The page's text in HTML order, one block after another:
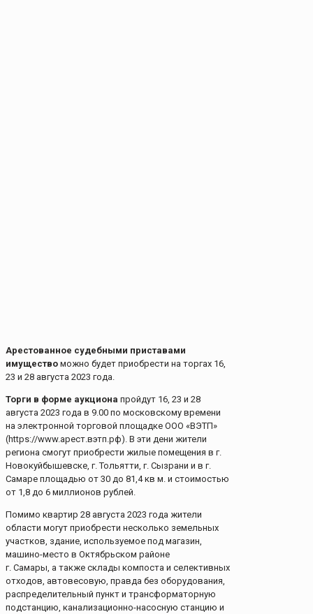
Арестованное судебными приставами
имущество можно будет приобрести на торгах 16,
23 и 28 августа 2023 года.
Торги в форме аукциона пройдут 16, 23 и 28
августа 2023 года в 9.00 по московскому времени
на электронной торговой площадке ООО «ВЭТП»
(https://www.арест.вэтп.рф). В эти дени жители
региона смогут приобрести жилые помещения в г.
Новокуйбышевске, г. Тольятти, г. Сызрани и в г.
Самаре площадью от 30 до 81,4 кв м. и стоимостью
от 1,8 до 6 миллионов рублей.
Помимо квартир 28 августа 2023 года жители
области могут приобрести несколько земельных
участков, здание, используемое под магазин,
машино-место в Октябрьском районе
г. Самары, а также склады компоста и селективных
отходов, автовесовую, правда без оборудования,
распределительный пункт и трансформаторную
подстанцию, канализационно-насосную станцию и